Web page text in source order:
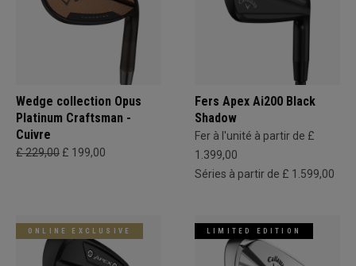
Wedge collection Opus
Platinum Craftsman -
Cuivre
£ 229,00 £ 199,00
Fers Apex Ai200 Black
Shadow
Fer à l'unité à partir de £
1.399,00
Séries à partir de £ 1.599,00
ONLINE EXCLUSIVE LIMITED EDITION